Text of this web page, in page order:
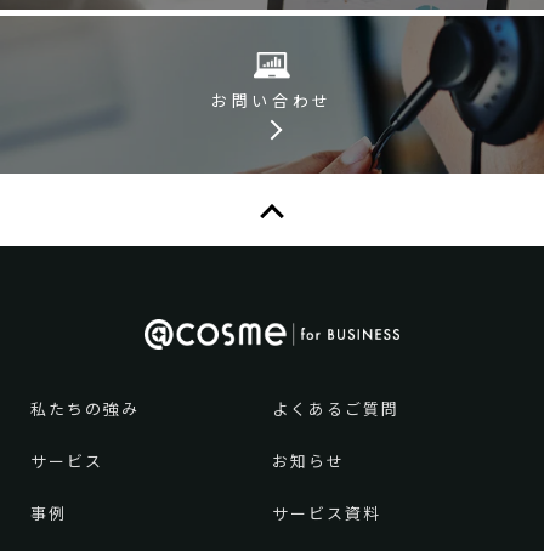
お問い合わせ
私たちの強み
サービス
事例
よくあるご質問
お知らせ
サービス資料